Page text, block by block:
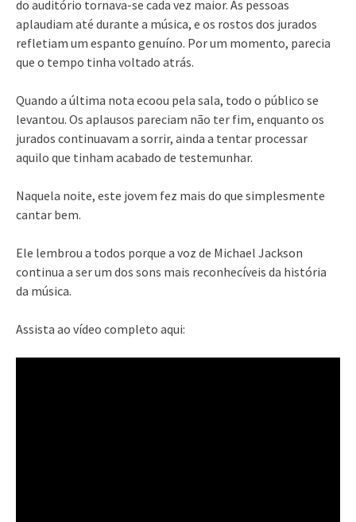
do auditório tornava-se cada vez maior. As pessoas
aplaudiam até durante a música, e os rostos dos jurados
refletiam um espanto genuíno. Por um momento, parecia
que o tempo tinha voltado atrás.
Quando a última nota ecoou pela sala, todo o público se
levantou. Os aplausos pareciam não ter fim, enquanto os
jurados continuavam a sorrir, ainda a tentar processar
aquilo que tinham acabado de testemunhar.
Naquela noite, este jovem fez mais do que simplesmente
cantar bem.
Ele lembrou a todos porque a voz de Michael Jackson
continua a ser um dos sons mais reconhecíveis da história
da música.
Assista ao vídeo completo aqui: